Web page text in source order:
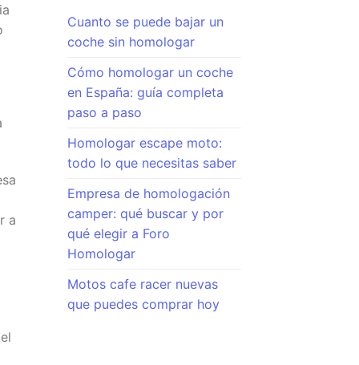
a
Cuanto se puede bajar un
coche sin homologar
Cómo homologar un coche
en España: guía completa
paso a paso
Homologar escape moto:
todo lo que necesitas saber
Empresa de homologación
camper: qué buscar y por
qué elegir a Foro
Homologar
Motos cafe racer nuevas
que puedes comprar hoy